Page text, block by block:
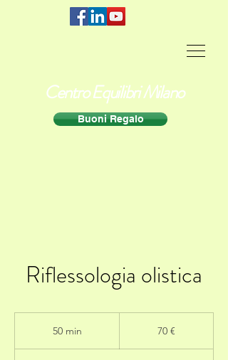
Centro Equilibri Milano
Buoni Regalo
Riflessologia olistica
50 min 70 €